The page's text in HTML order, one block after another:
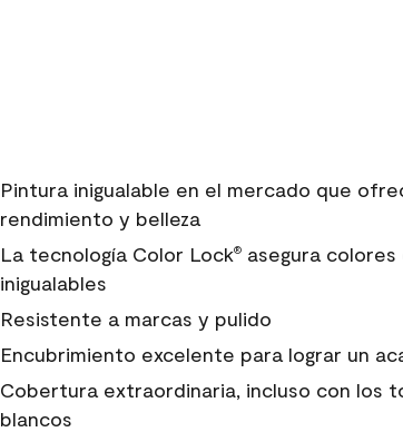
Pintura inigualable en el mercado que
rendimiento y belleza
La tecnología Color Lock®asegura colores
inigualables
Resistente a marcas y pulido
Encubrimiento excelente para lograr un
Cobertura extraordinaria, incluso con los
blancos